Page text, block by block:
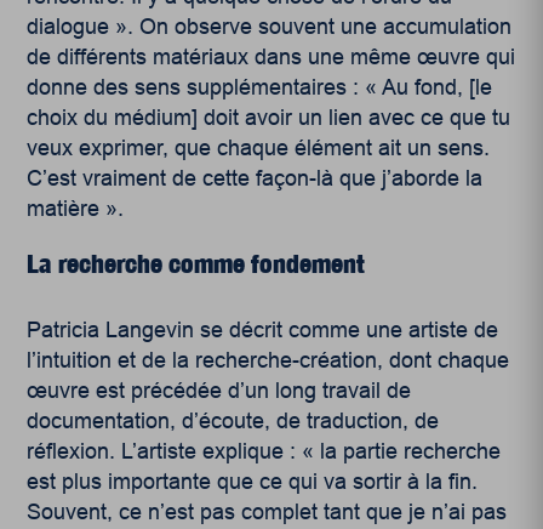
dialogue ». On observe souvent une accumulation
de différents matériaux dans une même œuvre qui
donne des sens supplémentaires : « Au fond, [le
choix du médium] doit avoir un lien avec ce que tu
veux exprimer, que chaque élément ait un sens.
C’est vraiment de cette façon-là que j’aborde la
matière ».
La recherche comme fondement
Patricia Langevin se décrit comme une artiste de
l’intuition et de la recherche-création, dont chaque
œuvre est précédée d’un long travail de
documentation, d’écoute, de traduction, de
réflexion. L’artiste explique : « la partie recherche
est plus importante que ce qui va sortir à la fin.
Souvent, ce n’est pas complet tant que je n’ai pas